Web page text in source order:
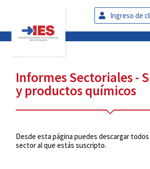
Ingreso de
Informes Sectoriales -
y productos químicos
Desde esta página puedes descargar
sector al que estás suscripto.